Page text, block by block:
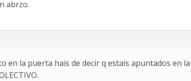
abrzo.
en la puerta hais de decir q estais apuntados en